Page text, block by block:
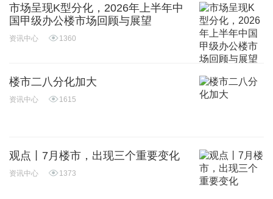
市场呈现K型分化，2026年上半年中
国甲级办公楼市场回顾与展望
资讯中心 1360
楼市二八分化加大
资讯中心 1615
观点丨7月楼市，出现三个重要变化
资讯中心 1373